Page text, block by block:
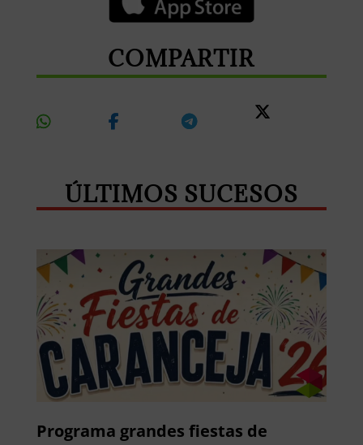
COMPARTIR
ÚLTIMOS SUCESOS
Programa grandes fiestas de